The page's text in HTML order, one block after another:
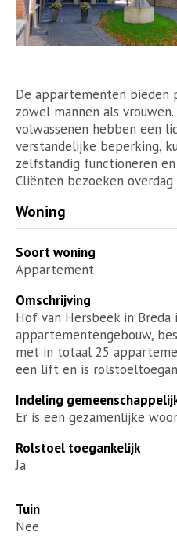
De appartementen bieden
zowel mannen als
volwassenen hebben een
verstandelijke beperking,
zelfstandig functioneren
Cliënten bezoeken
Woning
Soort woning
Appartement
Omschrijving
Hof van Hersbeek in Breda
appartementengebouw,
met in totaal 25
een lift en is
Indeling
Er is een gezamenlijke
Rolstoel toegankelijk
Ja
Tuin
Nee